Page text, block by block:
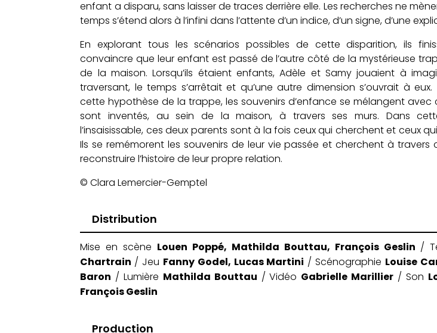
enfant a disparu, sans laisser de traces derrière elle. Les recherches ne
temps s’étend alors à l’infini dans l’attente d’un indice, d’un signe, d’une
En explorant tous les scénarios possibles de cette disparition, ils
convaincre que leur enfant est passé de l’autre côté de la mystérieuse
de la maison. Lorsqu’ils étaient enfants, Adèle et Samy jouaient à
traversant, le temps s’arrêtait et qu’une autre dimension s’ouvrait à eux.
cette hypothèse de la trappe, les souvenirs d’enfance se mélangent avec
sont inventés, au sein de la maison, à travers ses murs. Dans
l’insaisissable, ces deux parents sont à la fois ceux qui cherchent et ceux
Ils se remémorent les souvenirs de leur vie passée et cherchent à travers
reconstruire l’histoire de leur propre relation.
© Clara Lemercier-Gemptel
Distribution
Mise en scène Louen Poppé, Mathilda Bouttau, François Geslin /
Chartrain / Jeu Fanny Godel, Lucas Martini / Scénographie Louise
Baron / Lumière Mathilda Bouttau / Vidéo Gabrielle Marillier / Son
François Geslin
Production